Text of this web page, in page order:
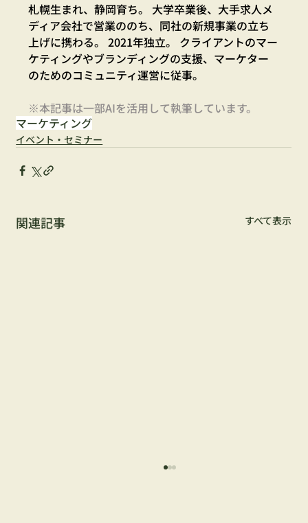
札幌生まれ、静岡育ち。 大学卒業後、大手求人メ
ディア会社で営業ののち、同社の新規事業の立ち
上げに携わる。 2021年独立。 クライアントのマー
ケティングやブランディングの支援、マーケター
のためのコミュニティ運営に従事。
※本記事は一部AIを活用して執筆しています。
マーケティング
イベント・セミナー
関連記事 すべて表示